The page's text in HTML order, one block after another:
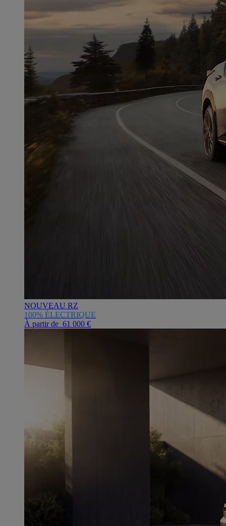
NOUVEAU RZ
100% ÉLECTRIQUE
À partir de 61 000 €